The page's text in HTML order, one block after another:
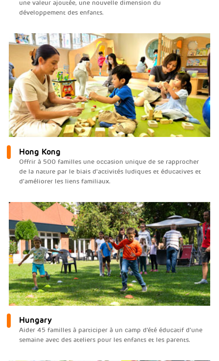
une valeur ajoutée, une nouvelle dimension du
développement des enfants.
Hong Kong
Offrir à 500 familles une occasion unique de se rapprocher
de la nature par le biais d'activités ludiques et éducatives et
d'améliorer les liens familiaux.
Hungary
Aider 45 familles à participer à un camp d'été éducatif d'une
semaine avec des ateliers pour les enfants et les parents.